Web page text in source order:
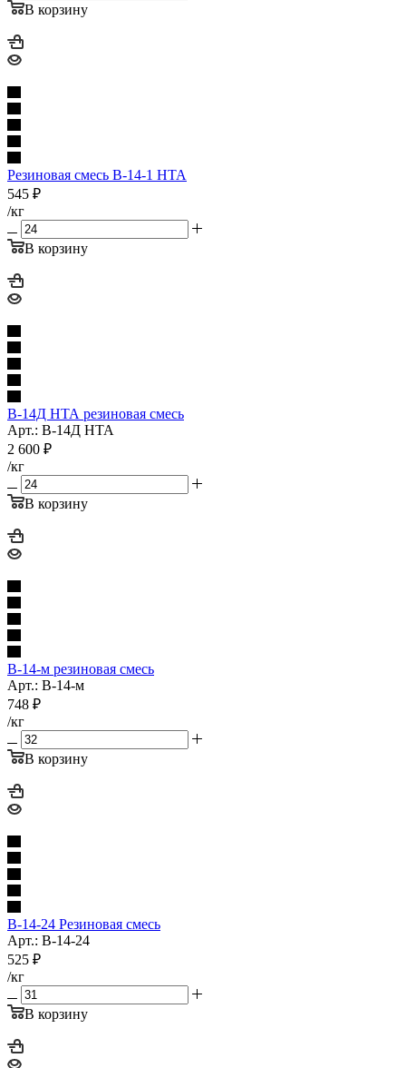
В корзину
Резиновая смесь В-14-1 НТА
545 ₽
/кг
В корзину
В-14Д НТА резиновая смесь
Арт.: В-14Д НТА
2 600 ₽
/кг
В корзину
В-14-м резиновая смесь
Арт.: В-14-м
748 ₽
/кг
В корзину
В-14-24 Резиновая смесь
Арт.: В-14-24
525 ₽
/кг
В корзину